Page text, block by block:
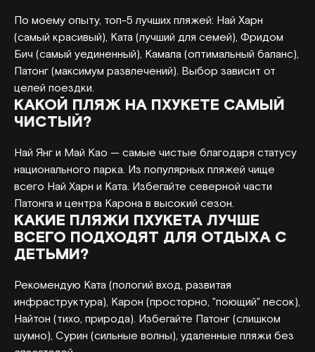
По моему опыту, топ-5 лучших пляжей: Най Харн
(самый красивый), Ката (лучший для семей), Фридом
Бич (самый уединенный), Камала (оптимальный баланс),
Патонг (максимум развлечений). Выбор зависит от
целей поездки.
КАКОЙ ПЛЯЖ НА ПХУКЕТЕ САМЫЙ
ЧИСТЫЙ?
Най Янг и Май Као — самые чистые благодаря статусу
национального парка. Из популярных пляжей чище
всего Най Харн и Ката. Избегайте северной части
Патонга и центра Карона в высокий сезон.
КАКИЕ ПЛЯЖИ ПХУКЕТА ЛУЧШЕ
ВСЕГО ПОДХОДЯТ ДЛЯ ОТДЫХА С
ДЕТЬМИ?
Рекомендую Ката (пологий вход, развитая
инфраструктура), Карон (просторно, "поющий" песок),
Найтон (тихо, природа). Избегайте Патонг (слишком
шумно), Сурин (сильные волны), удаленные пляжи без